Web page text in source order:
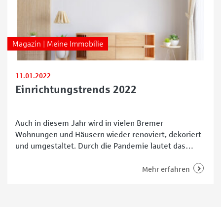
Magazin | Meine Immobilie
11.01.2022
Einrichtungstrends 2022
Auch in diesem Jahr wird in vielen Bremer
Wohnungen und Häusern wieder renoviert, dekoriert
und umgestaltet. Durch die Pandemie lautet das
zeigen wir vier Einrichtungstrends für 2022.
Mehr erfahren